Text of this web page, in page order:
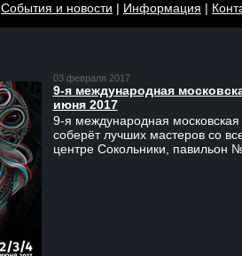
События и новости | Информация |
03 февраля 2017
9-я международная
июня 2017
9-я международная московская
соберёт лучших мастеров со
центре Сокольники, павильон